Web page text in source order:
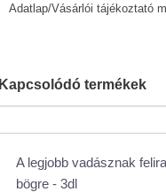
Adatlap/Vásárlói tájékoztató
Kapcsolódó termékek
A legjobb vadásznak
bögre - 3dl